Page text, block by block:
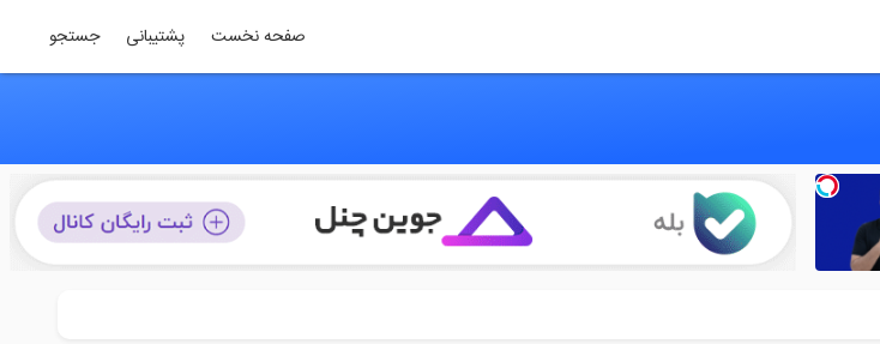
صفحه نخست پشتیبانی جستجو